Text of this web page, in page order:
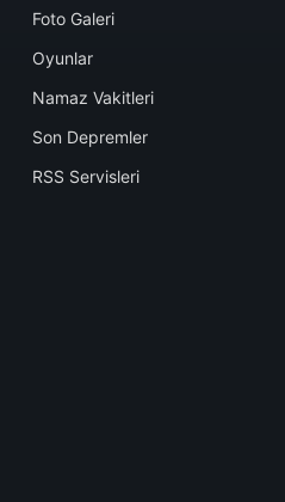
Foto Galeri
Oyunlar
Namaz Vakitleri
Son Depremler
RSS Servisleri